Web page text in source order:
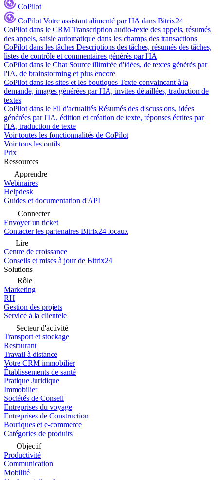
CoPilot
CoPilot Votre assistant alimenté par l'IA dans Bitrix24
CoPilot dans le CRM Transcription audio-texte des appels, résumés
des appels, saisie automatique dans les champs des transactions
CoPilot dans les tâches Descriptions des tâches, résumés des tâches,
listes de contrôle et commentaires générés par l'IA
CoPilot dans le Chat Source illimitée d'idées, de textes générés par
l'IA, de brainstorming et plus encore
CoPilot dans les sites et les boutiques Texte convaincant à la
demande, images générées par l'IA, invites détaillées, traduction de
textes
CoPilot dans le Fil d'actualités Résumés des discussions, idées
générées par l'IA, édition et création de texte, réponses écrites par
l'IA, traduction de texte
Voir toutes les fonctionnalités de CoPilot
Voir tous les outils
Prix
Ressources
Apprendre
Webinaires
Helpdesk
Guides et documentation d'API
Connecter
Envoyer un ticket
Contacter les partenaires Bitrix24 locaux
Lire
Centre de croissance
Conseils et mises à jour de Bitrix24
Solutions
Rôle
Marketing
RH
Gestion des projets
Service à la clientèle
Secteur d'activité
Transport et stockage
Restaurant
Travail à distance
Votre CRM immobilier
Établissements de santé
Pratique Juridique
Immobilier
Sociétés de Conseil
Entreprises du voyage
Entreprises de Construction
Boutiques et e-commerce
Catégories de produits
Objectif
Productivité
Communication
Mobilité